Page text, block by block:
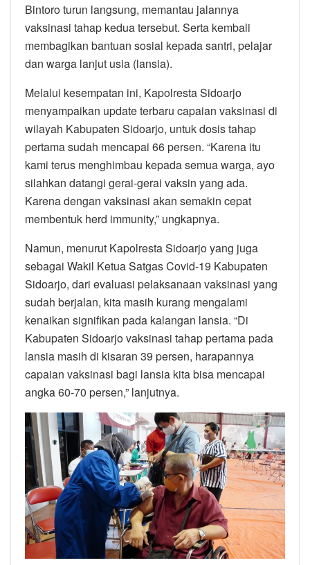
Bintoro turun langsung, memantau jalannya
vaksinasi tahap kedua tersebut. Serta kembali
membagikan bantuan sosial kepada santri, pelajar
dan warga lanjut usia (lansia).
Melalui kesempatan ini, Kapolresta Sidoarjo
menyampaikan update terbaru capaian vaksinasi di
wilayah Kabupaten Sidoarjo, untuk dosis tahap
pertama sudah mencapai 66 persen. “Karena itu
kami terus menghimbau kepada semua warga, ayo
silahkan datangi gerai-gerai vaksin yang ada.
Karena dengan vaksinasi akan semakin cepat
membentuk herd immunity,” ungkapnya.
Namun, menurut Kapolresta Sidoarjo yang juga
sebagai Wakil Ketua Satgas Covid-19 Kabupaten
Sidoarjo, dari evaluasi pelaksanaan vaksinasi yang
sudah berjalan, kita masih kurang mengalami
kenaikan signifikan pada kalangan lansia. “Di
Kabupaten Sidoarjo vaksinasi tahap pertama pada
lansia masih di kisaran 39 persen, harapannya
capaian vaksinasi bagi lansia kita bisa mencapai
angka 60-70 persen,” lanjutnya.